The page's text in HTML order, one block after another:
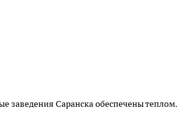
заведения Саранска обеспечены теплом.